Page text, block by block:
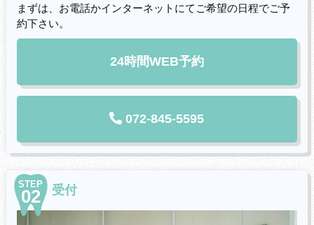
まずは、お電話かインターネットにてご希望の日程でご予
約下さい。
24時間WEB予約
072-845-5595
STEP
02 受付